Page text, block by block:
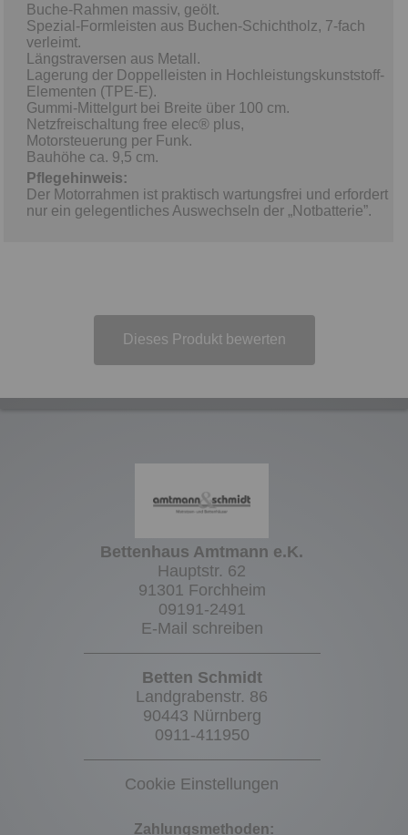
Buche-Rahmen massiv, geölt.
Spezial-Formleisten aus Buchen-Schichtholz, 7-fach
verleimt.
Längstraversen aus Metall.
Lagerung der Doppelleisten in Hochleistungskunststoff-
Elementen (TPE-E).
Gummi-Mittelgurt bei Breite über 100 cm.
Netzfreischaltung free elec® plus,
Motorsteuerung per Funk.
Bauhöhe ca. 9,5 cm.
Pflegehinweis:
Der Motorrahmen ist praktisch wartungsfrei und erfordert
nur ein gelegentliches Auswechseln der „Notbatterie”.
Dieses Produkt bewerten
Bettenhaus Amtmann e.K.
Hauptstr. 62
91301 Forchheim
09191-2491
E-Mail schreiben
Betten Schmidt
Landgrabenstr. 86
90443 Nürnberg
0911-411950
Cookie Einstellungen
Zahlungsmethoden: